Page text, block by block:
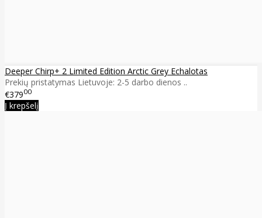
Deeper Chirp+ 2 Limited Edition Arctic Grey Echalotas
Prekių pristatymas Lietuvoje: 2-5 darbo dienos ..
€37900
Į krepšelį